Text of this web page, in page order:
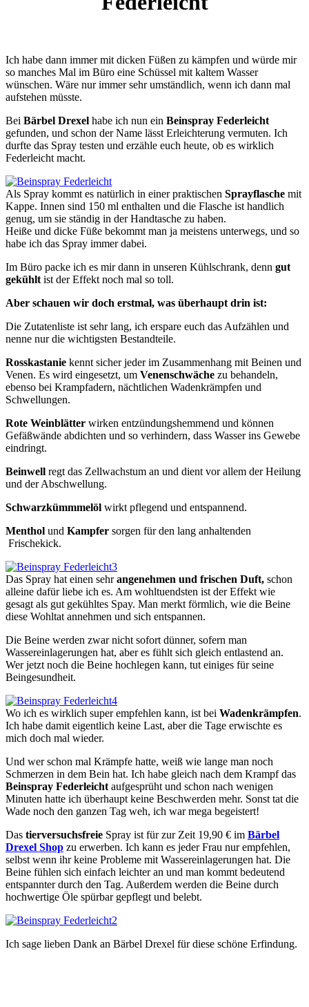
Ich habe dann immer mit dicken Füßen zu kämpfen und würde mir
so manches Mal im Büro eine Schüssel mit kaltem Wasser
wünschen. Wäre nur immer sehr umständlich, wenn ich dann mal
aufstehen müsste.
Bei Bärbel Drexel habe ich nun ein Beinspray Federleicht
gefunden, und schon der Name lässt Erleichterung vermuten. Ich
durfte das Spray testen und erzähle euch heute, ob es wirklich
Federleicht macht.
Als Spray kommt es natürlich in einer praktischen Sprayflasche mit
Kappe. Innen sind 150 ml enthalten und die Flasche ist handlich
genug, um sie ständig in der Handtasche zu haben.
Heiße und dicke Füße bekommt man ja meistens unterwegs, und so
habe ich das Spray immer dabei.
Im Büro packe ich es mir dann in unseren Kühlschrank, denn gut
gekühlt ist der Effekt noch mal so toll.
Aber schauen wir doch erstmal, was überhaupt drin ist:
Die Zutatenliste ist sehr lang, ich erspare euch das Aufzählen und
nenne nur die wichtigsten Bestandteile.
Rosskastanie kennt sicher jeder im Zusammenhang mit Beinen und
Venen. Es wird eingesetzt, um Venenschwäche zu behandeln,
ebenso bei Krampfadern, nächtlichen Wadenkrämpfen und
Schwellungen.
Rote Weinblätter wirken entzündungshemmend und können
Gefäßwände abdichten und so verhindern, dass Wasser ins Gewebe
eindringt.
Beinwell regt das Zellwachstum an und dient vor allem der Heilung
und der Abschwellung.
Schwarzkümmmelöl wirkt pflegend und entspannend.
Menthol und Kampfer sorgen für den lang anhaltenden
Frischekick.
Das Spray hat einen sehrangenehmen und frischen Duft, schon
alleine dafür liebe ich es. Am wohltuendsten ist der Effekt wie
gesagt als gut gekühltes Spay. Man merkt förmlich, wie die Beine
diese Wohltat annehmen und sich entspannen.
Die Beine werden zwar nicht sofort dünner, sofern man
Wassereinlagerungen hat, aber es fühlt sich gleich entlastend an.
Wer jetzt noch die Beine hochlegen kann, tut einiges für seine
Beingesundheit.
Wo ich es wirklich super empfehlen kann, ist bei Wadenkrämpfen.
Ich habe damit eigentlich keine Last, aber die Tage erwischte es
mich doch mal wieder.
Und wer schon mal Krämpfe hatte, weiß wie lange man noch
Schmerzen in dem Bein hat. Ich habe gleich nach dem Krampf das
Beinspray Federleicht aufgesprüht und schon nach wenigen
Minuten hatte ich überhaupt keine Beschwerden mehr. Sonst tat die
Wade noch den ganzen Tag weh, ich war mega begeistert!
Das tierversuchsfreie Spray ist für zur Zeit 19,90 € im Bärbel
Drexel Shop zu erwerben. Ich kann es jeder Frau nur empfehlen,
selbst wenn ihr keine Probleme mit Wassereinlagerungen hat. Die
Beine fühlen sich einfach leichter an und man kommt bedeutend
entspannter durch den Tag. Außerdem werden die Beine durch
hochwertige Öle spürbar gepflegt und belebt.
Ich sage lieben Dank an Bärbel Drexel für diese schöne Erfindung.